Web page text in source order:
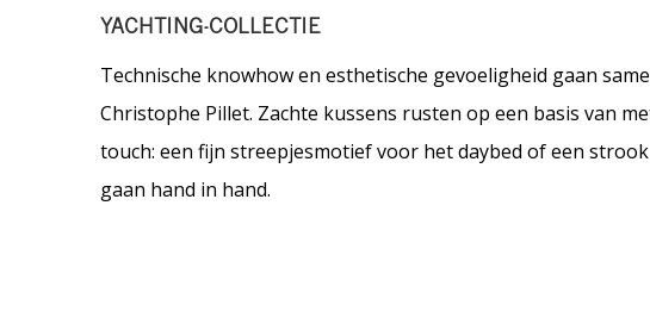
YACHTING-COLLECTIE
Technische knowhow en esthetische gevoeligheid gaan
Christophe Pillet. Zachte kussens rusten op een basis van
touch: een fijn streepjesmotief voor het daybed of een
gaan hand in hand.